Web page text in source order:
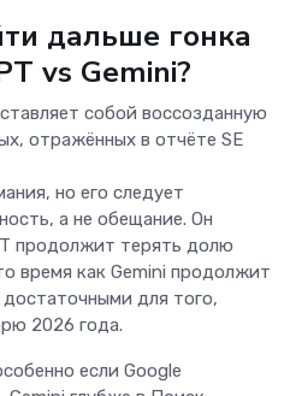
дальше гонка
vs Gemini?
собой воссозданную
отражённых в отчёте SE
но его следует
а не обещание. Он
продолжит терять долю
время как Gemini продолжит
для того,
2026 года.
если Google